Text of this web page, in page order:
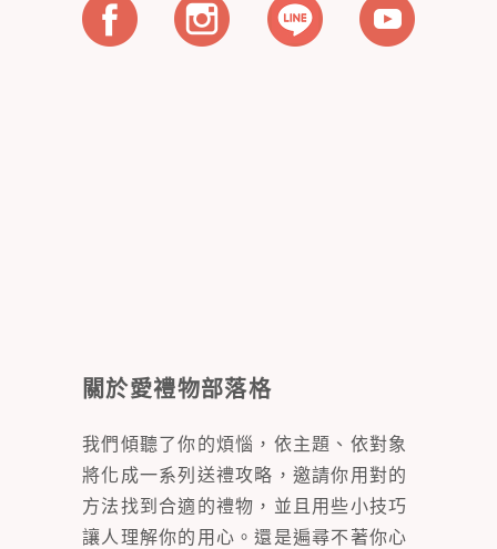
關於愛禮物部落格
我們傾聽了你的煩惱，依主題、依對象
將化成一系列送禮攻略，邀請你用對的
方法找到合適的禮物，並且用些小技巧
讓人理解你的用心。還是遍尋不著你心